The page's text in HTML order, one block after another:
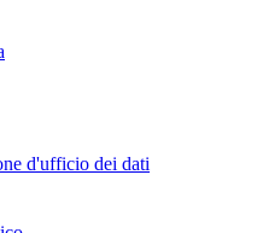
d'ufficio dei dati